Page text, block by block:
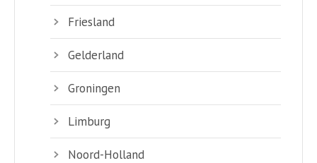
Friesland
Gelderland
Groningen
Limburg
Noord-Holland